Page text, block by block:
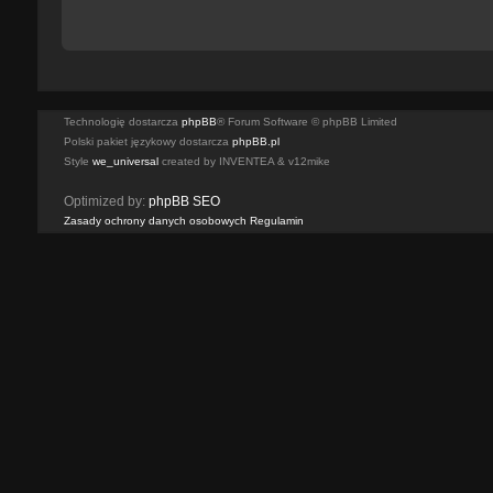
Technologię dostarcza phpBB® Forum Software © phpBB Limited
Polski pakiet językowy dostarcza phpBB.pl
Style we_universalcreated by INVENTEA & v12mike
Optimized by: phpBB SEO
Zasady ochrony danych osobowych Regulamin